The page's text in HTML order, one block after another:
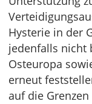
Hysterie in der
jedenfalls nicht
Osteuropa
erneut
auf die